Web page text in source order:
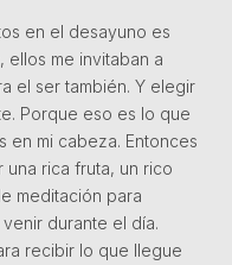
en el desayuno es
ellos me invitaban a
el ser también. Y elegir
Porque eso es lo que
en mi cabeza. Entonces
una rica fruta, un rico
meditación para
durante el día.
recibir lo que llegue